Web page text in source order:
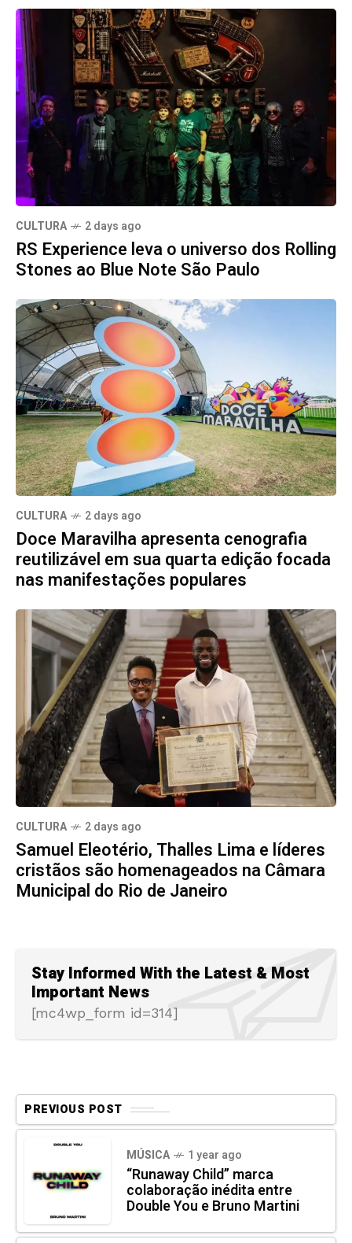
CULTURA 2 days ago
RS Experience leva o universo dos Rolling
Stones ao Blue Note São Paulo
CULTURA 2 days ago
Doce Maravilha apresenta cenografia
reutilizável em sua quarta edição focada
nas manifestações populares
CULTURA 2 days ago
Samuel Eleotério, Thalles Lima e líderes
cristãos são homenageados na Câmara
Municipal do Rio de Janeiro
Stay Informed With the Latest & Most
Important News
[mc4wp_form id=314]
PREVIOUS POST
MÚSICA 1 year ago
“Runaway Child” marca
colaboração inédita entre
Double You e Bruno Martini